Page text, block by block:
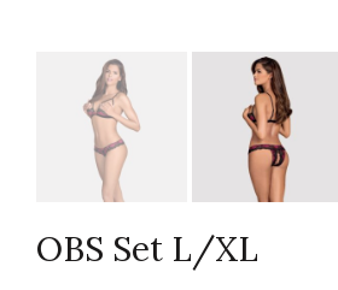
OBS Set L/XL